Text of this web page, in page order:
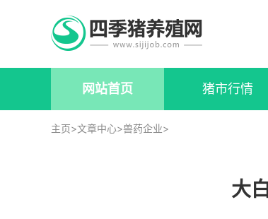
网站首页 猪市行情
主页>文章中心>兽药企业>
大